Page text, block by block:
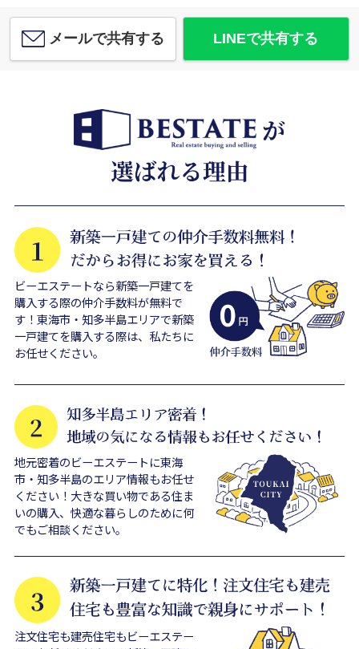
メールで共有する LINEで共有する
ビーエステートなら新築一戸建てを
購入する際の仲介手数料が無料で
す！東海市・知多半島エリアで新築
一戸建てを購入する際は、私たちに
お任せください。
地元密着のビーエステートに東海
市・知多半島のエリア情報もお任せ
ください！大きな買い物である住ま
いの購入、快適な暮らしのために何
でもご相談ください。
注文住宅も建売住宅もビーエステー